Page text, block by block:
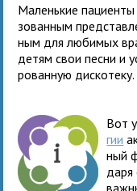
Маленькие
зо­ван­ным
ным для люби­мых
детям свои песни и
ро­ван­ную дис­котеку.
Вот
гии
ный
даря